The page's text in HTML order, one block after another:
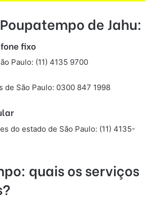
de Jahu:
fixo
Paulo: (11) 4135 9700
de São Paulo: 0300 847 1998
do estado de São Paulo: (11) 4135-
quais os serviços